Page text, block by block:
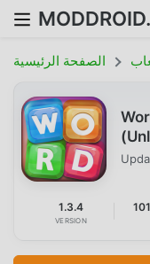
الصفحة الرئيسية
1.3.4
VERSION